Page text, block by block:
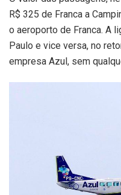
R$ 325 de Franca a
o aeroporto de Franca. A
Paulo e vice versa, no
empresa Azul, sem